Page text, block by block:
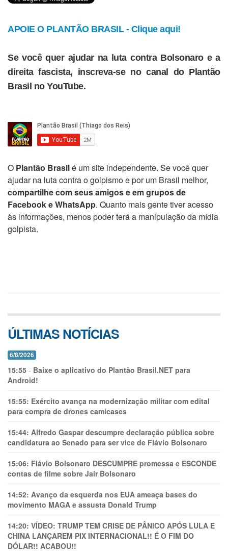
APOIE O PLANTÃO BRASIL - Clique aqui!
Se você quer ajudar na luta contra Bolsonaro e a
direita fascista, inscreva-se no canal do Plantão
Brasil no YouTube.
O Plantão Brasilé um site independente. Se você quer
ajudar na luta contra o golpismo e por um Brasil melhor,
compartilhe com seus amigos e em grupos de
Facebook e WhatsApp. Quanto mais gente tiver acesso
às informações, menos poder terá a manipulação da mídia
golpista.
ÚLTIMAS NOTÍCIAS
6/8/2026
15:55 - Baixe o aplicativo do Plantão Brasil.NET para
Android!
15:55: Exército avança na modernização militar com edital
para compra de drones camicases
15:44: Alfredo Gaspar descumpre declaração pública sobre
candidatura ao Senado para ser vice de Flávio Bolsonaro
15:06: Flávio Bolsonaro DESCUMPRE promessa e ESCONDE
contas de filme sobre Jair Bolsonaro
14:52: Avanço da esquerda nos EUA ameaça bases do
movimento MAGA e assusta Donald Trump
14:20: VÍDEO: TRUMP TEM CRlSE DE PÂNlCO APÓS LULA E
CHINA LANÇAREM PIX INTERNACIONAL!! É O FIM DO
DÓLAR!! ACABOU!!